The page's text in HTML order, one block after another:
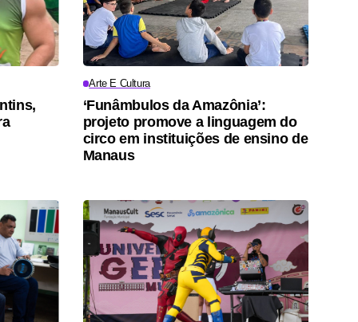
Arte E Cultura
‘Funâmbulos da Amazônia’:
projeto promove a linguagem do
circo em instituições de ensino de
Manaus